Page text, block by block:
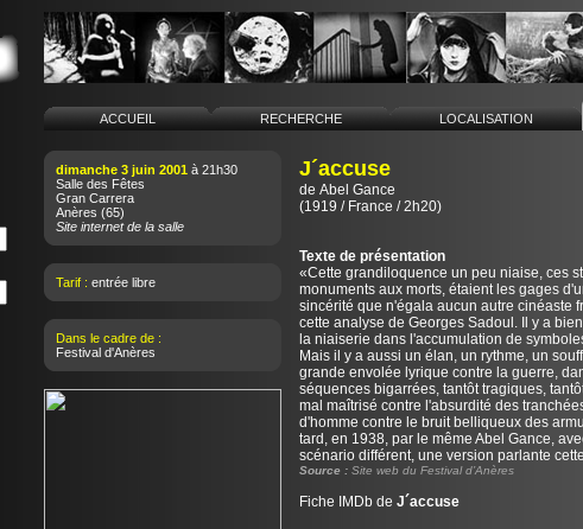
ACCUEIL RECHERCHE LOCALISATION
dimanche 3 juin 2001 à 21h30
Salle des Fêtes
Gran Carrera
Anères (65)
Site internet de la salle
Tarif : entrée libre
Dans le cadre de :
Festival d'Anères
J´accuse
de Abel Gance
(1919 / France / 2h20)
Texte de présentation
«Cette grandiloquence un peu niaise, ces
monuments aux morts, étaient les gages
sincérité que n'égala aucun autre cinéaste
cette analyse de Georges Sadoul. Il y a
la niaiserie dans l'accumulation de
Mais il y a aussi un élan, un rythme, un
grande envolée lyrique contre la guerre,
séquences bigarrées, tantôt tragiques,
mal maîtrisé contre l'absurdité des
d'homme contre le bruit belliqueux des
tard, en 1938, par le même Abel Gance,
scénario différent, une version parlante
Source : Site web du Festival d’Anères
Fiche IMDb de J´accuse